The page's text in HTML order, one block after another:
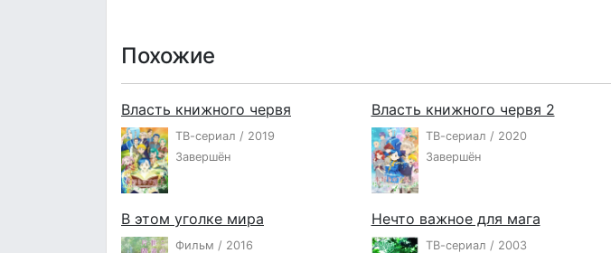
Похожие
Власть книжного червя
ТВ-сериал / 2019
Завершён
Власть книжного червя 2
ТВ-сериал / 2020
Завершён
В этом уголке мира
Фильм / 2016
Нечто важное для мага
ТВ-сериал / 2003